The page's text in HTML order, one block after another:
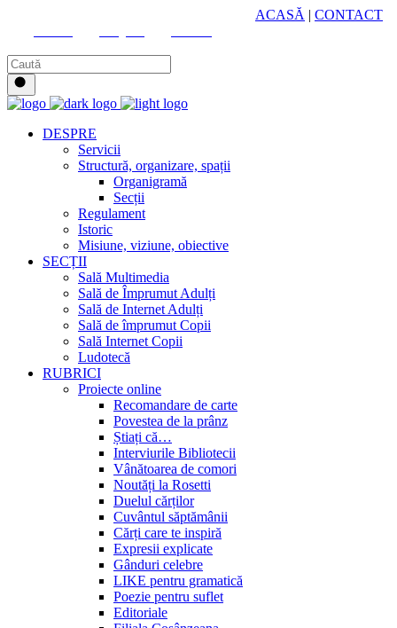
ACASĂ | CONTACT
DESPRE
Servicii
Structură, organizare, spații
Organigramă
Secții
Regulament
Istoric
Misiune, viziune, obiective
SECȚII
Sală Multimedia
Sală de Împrumut Adulți
Sală de Internet Adulți
Sală de împrumut Copii
Sală Internet Copii
Ludotecă
RUBRICI
Proiecte online
Recomandare de carte
Povestea de la prânz
Știați că…
Interviurile Bibliotecii
Vânătoarea de comori
Noutăți la Rosetti
Duelul cărților
Cuvântul săptămânii
Cărți care te inspiră
Expresii explicate
Gânduri celebre
LIKE pentru gramatică
Poezie pentru suflet
Editoriale